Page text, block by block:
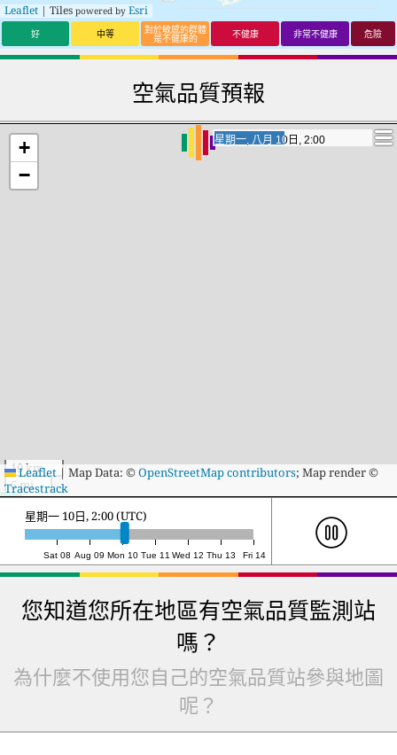
Leaflet | Tiles powered by Esri
好 中等 對於敏感的群體
是不健康的 不健康 非常不健康 危險
空氣品質預報
星期一, 八月 10日, 19:00
星期一, 八月 10日, 19:00
+
−
10 km
5 mi
Leaflet| Map Data: ©OpenStreetMap contributors; Map render ©
Tracestrack
Sat 08 Aug 09 Mon 10 Tue 11 Wed 12 Thu 13 Fri 14
星期一 10日, 19:00 (UTC)
您知道您所在地區有空氣品質監測站
嗎？
為什麼不使用您自己的空氣品質站參與地圖
呢？